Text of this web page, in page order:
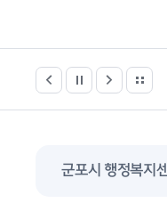
한국건강관리협회
군포시 행정복지